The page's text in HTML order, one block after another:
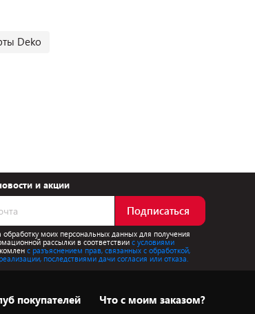
Deko
и акции
Подписаться
моих персональных данных для получения
рассылки в соответствиис условиями
с разъяснением прав, связанных с обработкой,
последствиями дачи согласия или отказа.
покупателей
Что с моим заказом?